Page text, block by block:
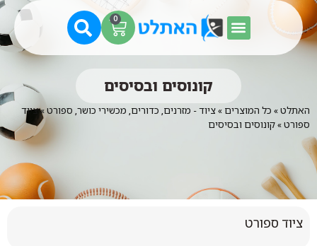
0
קונוסים ובסיסים
האתלט» כל המוצרים »ציוד - מזרנים, כדורים, מכשירי כושר, ספורט»ציוד
ספורט»קונוסים ובסיסים
ציוד ספורט